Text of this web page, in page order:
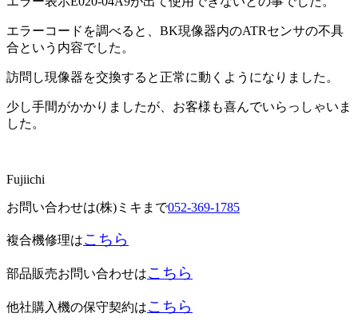
エラーコードを調べると、BK現像器内のATRセンサの不具
合という内容でした。
訪問し現像器を交換すると正常に動くようになりました。
少し手間がかかりましたが、お客様も喜んでいらっしゃいま
した。
Fujiichi
お問い合わせは(株)ミキまで052-369-1785
複合機修理はこちら
部品販売お問い合わせはこちら
他社購入機の保守契約はこちら